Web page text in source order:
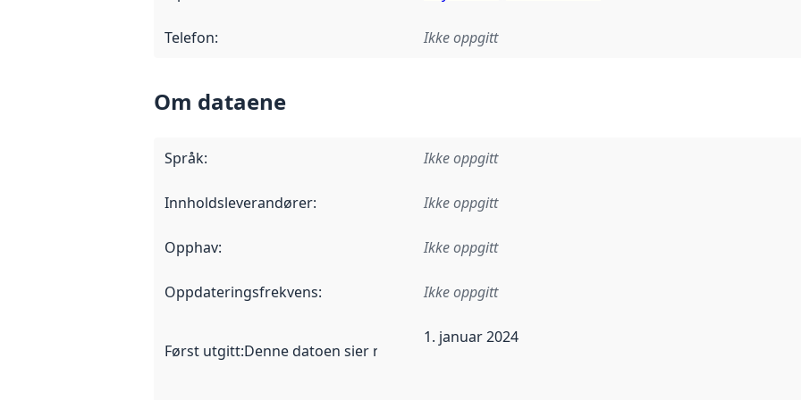
Telefon: Ikke oppgitt
Om dataene
Språk: Ikke oppgitt
Innholdsleverandører: Ikke oppgitt
Opphav: Ikke oppgitt
Oppdateringsfrekvens: Ikke oppgitt
Først utgitt:Denne datoen sier når dataene i dette datasettet første gang ble utgitt. Det kan
1. januar 2024